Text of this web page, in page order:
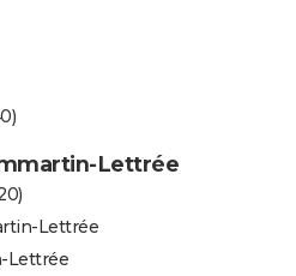
Lettrée
Lettrée
Lettrée